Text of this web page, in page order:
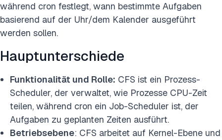
während cron festlegt, wann bestimmte Aufgaben
basierend auf der Uhr/dem Kalender ausgeführt
werden sollen.
Hauptunterschiede
Funktionalität und Rolle: CFS ist ein Prozess-
Scheduler, der verwaltet, wie Prozesse CPU-Zeit
teilen, während cron ein Job-Scheduler ist, der
Aufgaben zu geplanten Zeiten ausführt.
Betriebsebene: CFS arbeitet auf Kernel-Ebene und